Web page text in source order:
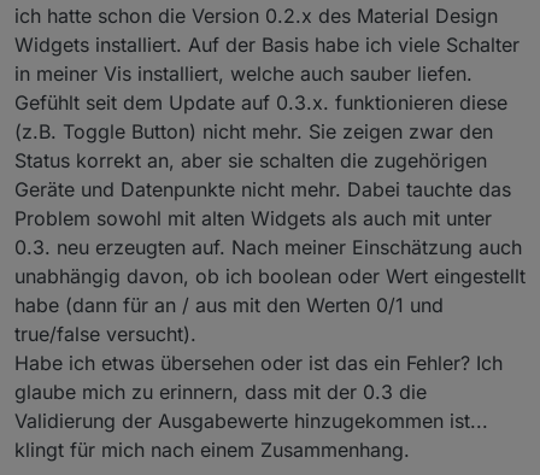
ich hatte schon die Version 0.2.x des Material Design
Widgets installiert. Auf der Basis habe ich viele Schalter
in meiner Vis installiert, welche auch sauber liefen.
Gefühlt seit dem Update auf 0.3.x. funktionieren diese
(z.B. Toggle Button) nicht mehr. Sie zeigen zwar den
Status korrekt an, aber sie schalten die zugehörigen
Geräte und Datenpunkte nicht mehr. Dabei tauchte das
Problem sowohl mit alten Widgets als auch mit unter
0.3. neu erzeugten auf. Nach meiner Einschätzung auch
unabhängig davon, ob ich boolean oder Wert eingestellt
habe (dann für an / aus mit den Werten 0/1 und
true/false versucht).
Habe ich etwas übersehen oder ist das ein Fehler? Ich
glaube mich zu erinnern, dass mit der 0.3 die
Validierung der Ausgabewerte hinzugekommen ist...
klingt für mich nach einem Zusammenhang.